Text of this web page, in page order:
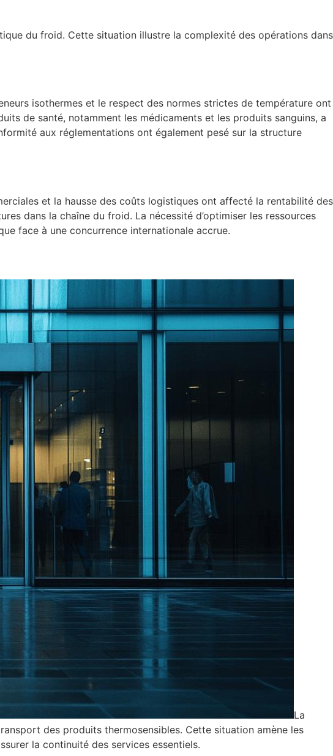
du froid. Cette situation illustre la complexité des opérations dans
isothermes et le respect des normes strictes de température ont
de santé, notamment les médicaments et les produits sanguins, a
aux réglementations ont également pesé sur la structure
et la hausse des coûts logistiques ont affecté la rentabilité des
dans la chaîne du froid. La nécessité d’optimiser les ressources
face à une concurrence internationale accrue.
La
des produits thermosensibles. Cette situation amène les
la continuité des services essentiels.